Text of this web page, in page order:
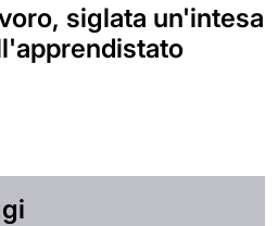
siglata un'intesa